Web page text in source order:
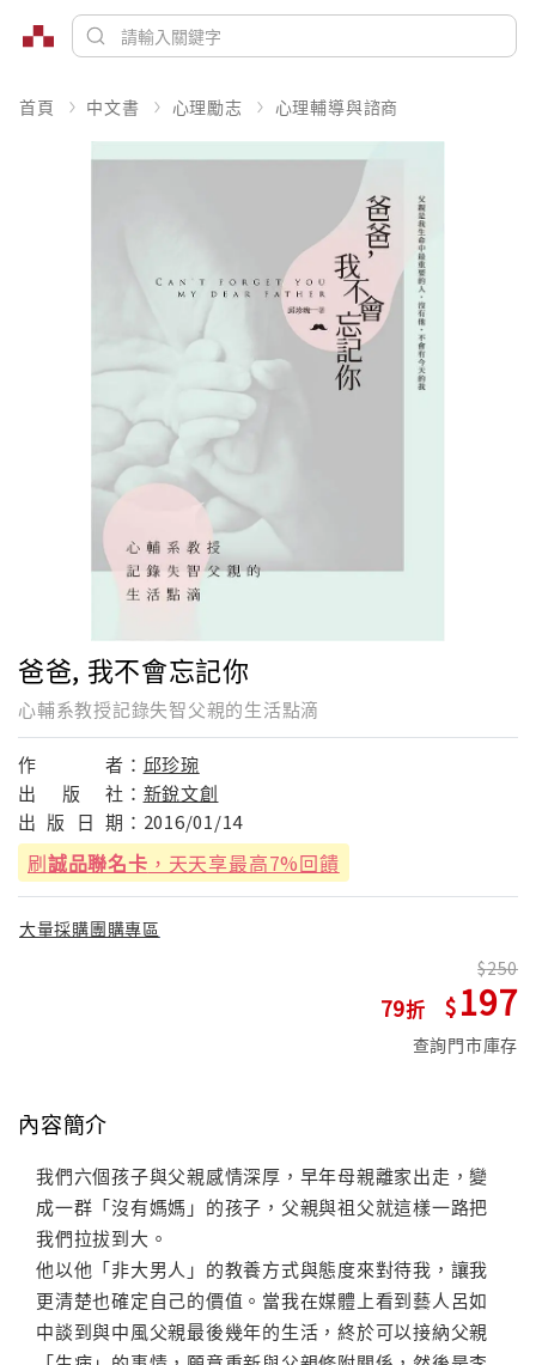
首頁 中文書 心理勵志 心理輔導與諮商
爸爸, 我不會忘記你
心輔系教授記錄失智父親的生活點滴
作 者： 邱珍琬
出
版 社： 新銳文創
出 版 日 期： 2016/01/14
刷誠品聯名卡 ，天天享最高7%回饋
大量採購團購專區
79
250
197
查詢門市庫存
內容簡介
我們六個孩子與父親感情深厚，早年母親離家出走，變
成一群「沒有媽媽」的孩子，父親與祖父就這樣一路把
我們拉拔到大。
他以他「非大男人」的教養方式與態度來對待我，讓我
更清楚也確定自己的價值。當我在媒體上看到藝人呂如
中談到與中風父親最後幾年的生活，終於可以接納父親